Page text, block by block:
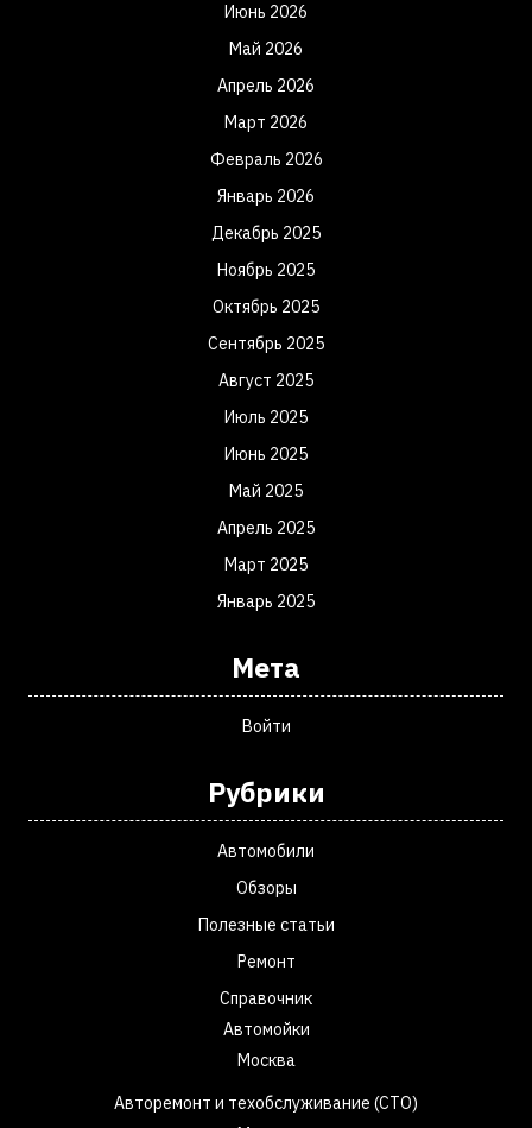
Июнь 2026
Май 2026
Апрель 2026
Март 2026
Февраль 2026
Январь 2026
Декабрь 2025
Ноябрь 2025
Октябрь 2025
Сентябрь 2025
Август 2025
Июль 2025
Июнь 2025
Май 2025
Апрель 2025
Март 2025
Январь 2025
Мета
Войти
Рубрики
Автомобили
Обзоры
Полезные статьи
Ремонт
Справочник
Автомойки
Москва
Авторемонт и техобслуживание (СТО)